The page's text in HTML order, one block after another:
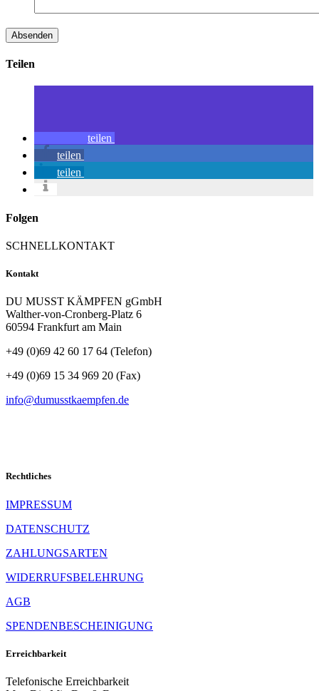
Teilen
teilen
teilen
teilen
Folgen
SCHNELLKONTAKT
Kontakt
DU MUSST KÄMPFEN gGmbH
Walther-von-Cronberg-Platz 6
60594 Frankfurt am Main
+49 (0)69 42 60 17 64 (Telefon)
+49 (0)69 15 34 969 20 (Fax)
info@dumusstkaempfen.de
Rechtliches
IMPRESSUM
DATENSCHUTZ
ZAHLUNGSARTEN
WIDERRUFSBELEHRUNG
AGB
SPENDENBESCHEINIGUNG
Erreichbarkeit
Telefonische Erreichbarkeit